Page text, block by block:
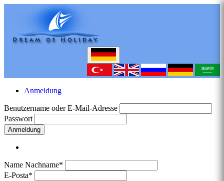
Anmeldung
Benutzername oder E-Mail-Adresse
Passwort
Anmeldung
Name Nachname*
E-Posta*